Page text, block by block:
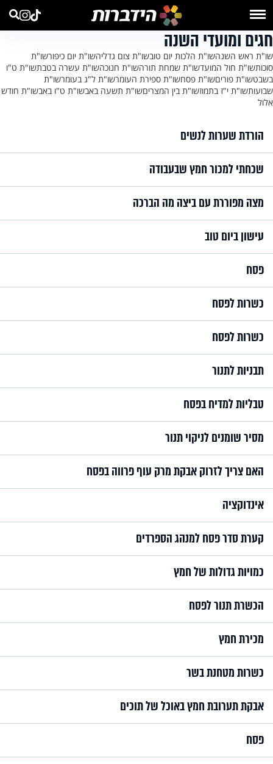
חגים ומועדי השנה
שו"ת ראש השנהשו"ת הלכות יום טובשו"ת צום גדליהשו"ת יום כיפורשו"ת
סוכותשו"ת חול המועדשו"ת שמחת תורהשו"ת חנוכהשו"ת עשרה בטבתשו"ת ט"ו
בשבטשו"ת פוריםשו"ת פסחשו"ת ספירת העומרשו"ת ל"ג בעומרשו"ת
שבועותשו"ת י"ז בתמוזשו"ת בין המצריםשו"ת תשעה באבשו"ת ט"ו באבשו"ת חודש
אלול
הורדת שערות לנשים
שכחתי למכור חמץ שבעבודה
מצה מפוררת עם ביצה מה הברכה
עישון ביום טוב
פסח
כשרות לפסח
כשרות לפסח
תבניות לתנור
טבליות למדיח בפסח
מסיר שומנים לניקוי תנור
האם צריך לזרוק אבקת מרק עוף פרווה בפסח
אינדוקציה
קערת סדר פסח למנהג הספרדים
כמויות גדולות של חמץ
הכשרת תנור לפסח
מכירת חמץ
כשרות מטחנת בשר
אבקת תערובת חמץ באוכל של תוכים
פסח